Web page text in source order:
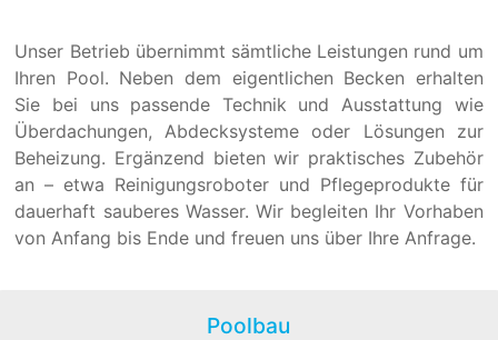
Unser Betrieb übernimmt sämtliche Leistungen rund um
Ihren Pool. Neben dem eigentlichen Becken erhalten
Sie bei uns passende Technik und Ausstattung wie
Überdachungen, Abdecksysteme oder Lösungen zur
Beheizung. Ergänzend bieten wir praktisches Zubehör
an – etwa Reinigungsroboter und Pflegeprodukte für
dauerhaft sauberes Wasser. Wir begleiten Ihr Vorhaben
von Anfang bis Ende und freuen uns über Ihre Anfrage.
Poolbau